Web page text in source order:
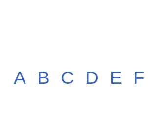
A B C D E F